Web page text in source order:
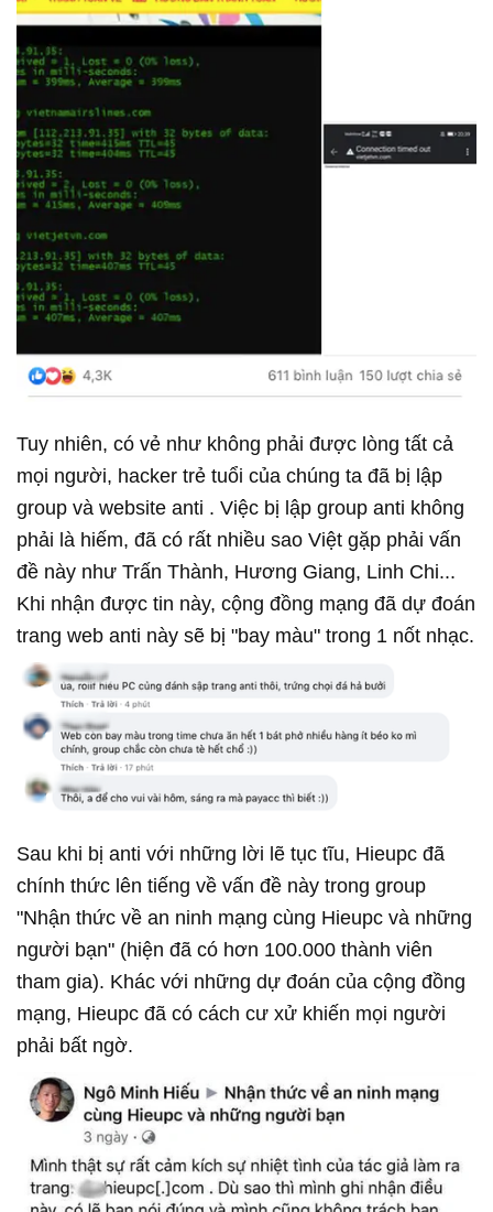
Tuy nhiên, có vẻ như không phải được lòng tất cả
mọi người, hacker trẻ tuổi của chúng ta đã bị lập
group và website anti . Việc bị lập group anti không
phải là hiếm, đã có rất nhiều sao Việt gặp phải vấn
đề này như Trấn Thành, Hương Giang, Linh Chi...
Khi nhận được tin này, cộng đồng mạng đã dự đoán
trang web anti này sẽ bị "bay màu" trong 1 nốt nhạc.
Sau khi bị anti với những lời lẽ tục tĩu, Hieupc đã
chính thức lên tiếng về vấn đề này trong group
"Nhận thức về an ninh mạng cùng Hieupc và những
người bạn" (hiện đã có hơn 100.000 thành viên
tham gia). Khác với những dự đoán của cộng đồng
mạng, Hieupc đã có cách cư xử khiến mọi người
phải bất ngờ.